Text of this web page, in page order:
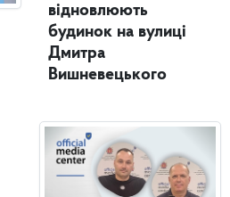
відновлюють
будинок на вулиці
Дмитра
Вишневецького